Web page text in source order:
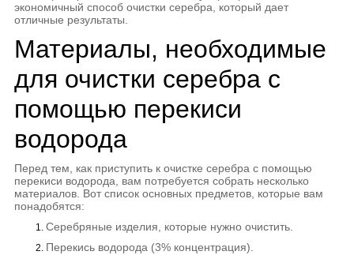
экономичный способ очистки серебра, который дает
отличные результаты.
Материалы, необходимые
для очистки серебра с
помощью перекиси
водорода
Перед тем, как приступить к очистке серебра с помощью
перекиси водорода, вам потребуется собрать несколько
материалов. Вот список основных предметов, которые вам
понадобятся:
Серебряные изделия, которые нужно очистить.
Перекись водорода (3% концентрация).